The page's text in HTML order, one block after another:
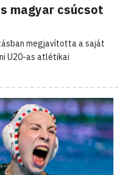
magyar csúcsot
megjavította a saját
U20-as atlétikai